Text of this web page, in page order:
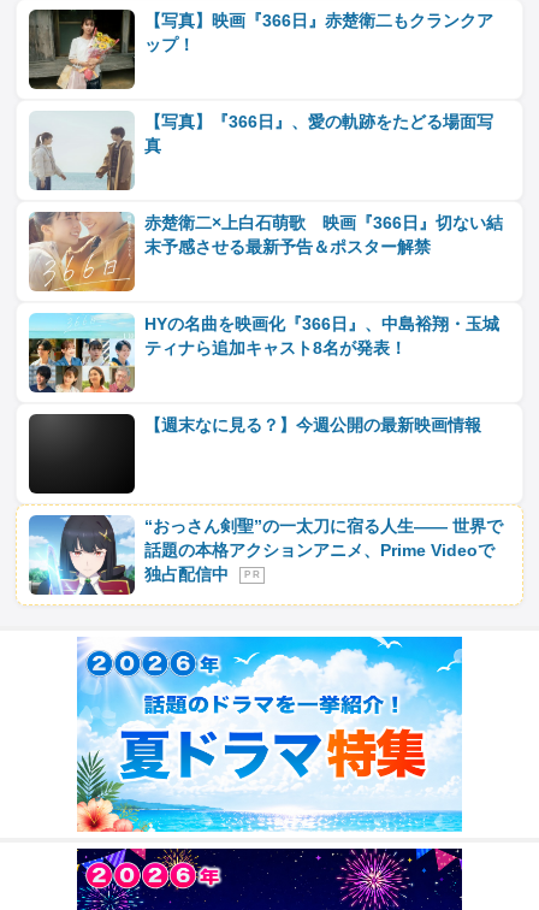
【写真】映画『366日』赤楚衛二もクランクア
ップ！
【写真】『366日』、愛の軌跡をたどる場面写
真
赤楚衛二×上白石萌歌 映画『366日』切ない結
末予感させる最新予告＆ポスター解禁
HYの名曲を映画化『366日』、中島裕翔・玉城
ティナら追加キャスト8名が発表！
【週末なに見る？】今週公開の最新映画情報
“おっさん剣聖”の一太刀に宿る人生―― 世界で
話題の本格アクションアニメ、Prime Videoで
独占配信中
P R